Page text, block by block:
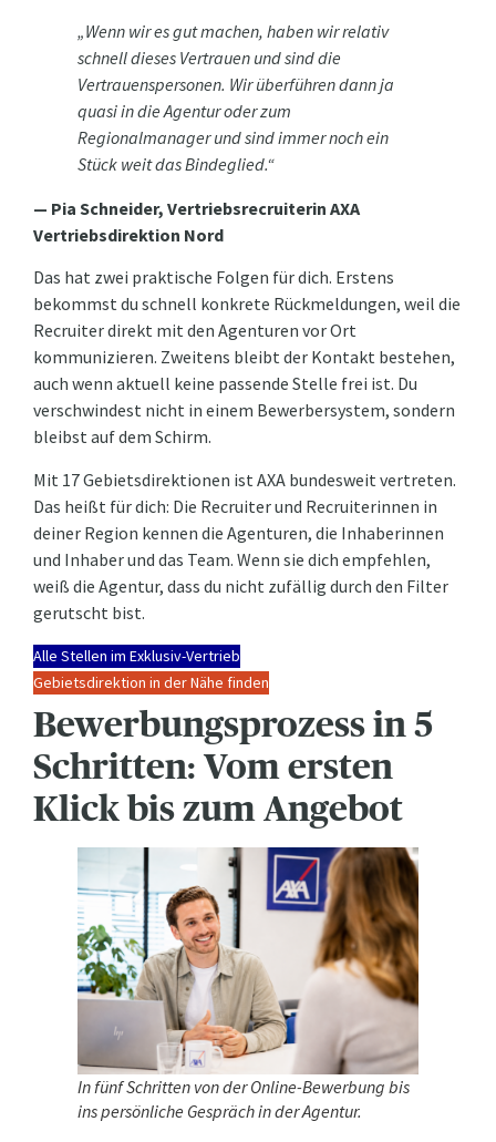
„Wenn wir es gut machen, haben wir relativ
schnell dieses Vertrauen und sind die
Vertrauenspersonen. Wir überführen dann ja
quasi in die Agentur oder zum
Regionalmanager und sind immer noch ein
Stück weit das Bindeglied.“
— Pia Schneider, Vertriebsrecruiterin AXA
Vertriebsdirektion Nord
Das hat zwei praktische Folgen für dich. Erstens
bekommst du schnell konkrete Rückmeldungen, weil die
Recruiter direkt mit den Agenturen vor Ort
kommunizieren. Zweitens bleibt der Kontakt bestehen,
auch wenn aktuell keine passende Stelle frei ist. Du
verschwindest nicht in einem Bewerbersystem, sondern
bleibst auf dem Schirm.
Mit 17 Gebietsdirektionen ist AXA bundesweit vertreten.
Das heißt für dich: Die Recruiter und Recruiterinnen in
deiner Region kennen die Agenturen, die Inhaberinnen
und Inhaber und das Team. Wenn sie dich empfehlen,
weiß die Agentur, dass du nicht zufällig durch den Filter
gerutscht bist.
Alle Stellen im Exklusiv-Vertrieb
Gebietsdirektion in der Nähe finden
Bewerbungsprozess in 5
Schritten: Vom ersten
Klick bis zum Angebot
In fünf Schritten von der Online-Bewerbung bis
ins persönliche Gespräch in der Agentur.